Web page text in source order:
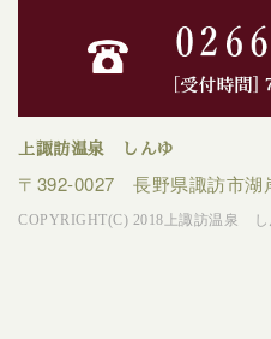
上諏訪温泉 しんゆ
〒392-0027 長野県諏訪市湖
COPYRIGHT(C) 2018上諏訪温泉 し